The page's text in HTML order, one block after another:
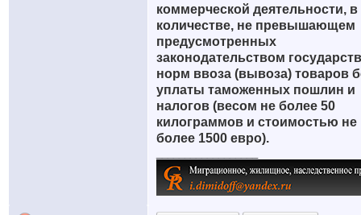
коммерческой деятельности, в
количестве, не превышающем
предусмотренных
законодательством государств
норм ввоза (вывоза) товаров
уплаты таможенных пошлин и
налогов (весом не более 50
килограммов и стоимостью не
более 1500 евро).